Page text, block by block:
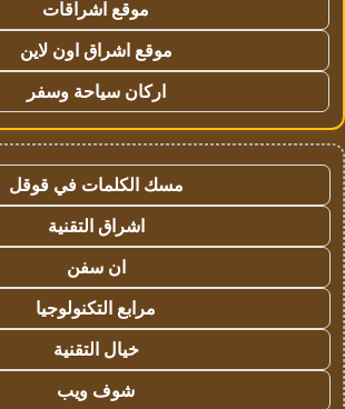
موقع اشراقات
موقع اشراق اون لاين
اركان سياحة وسفر
مسك الكلمات في قوقل
اشراق التقنية
ان سفن
مرابع التكنولوجيا
خيال التقنية
شوف ويب